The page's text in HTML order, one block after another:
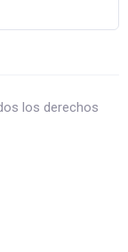
los derechos